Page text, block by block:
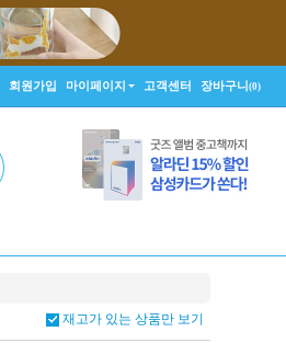
회원가입 마이페이지 고객센터 장바구니(0)
재고가 있는 상품만 보기